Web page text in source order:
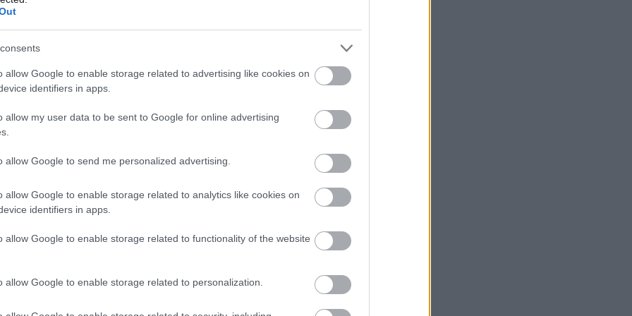
allow Google to enable storage related to advertising like cookies on
identifiers in apps.
allow my user data to be sent to Google for online advertising
allow Google to send me personalized advertising.
allow Google to enable storage related to analytics like cookies on
identifiers in apps.
allow Google to enable storage related to functionality of the website
allow Google to enable storage related to personalization.
gandrīz izrāva
pie Rīgas
stacijas un
Meitenīteskatījās uz
somiņu kā mantiņu…
apzog dārgos veikalus
ievērot pieklājību, nekurināt naidu un iztikt